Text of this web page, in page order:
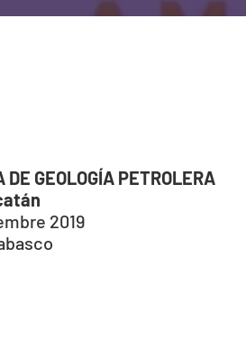
GEOLOGÍA PETROLERA
2019